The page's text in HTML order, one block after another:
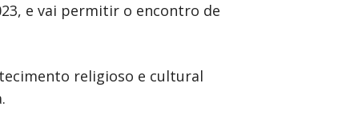
e vai permitir o encontro de
religioso e cultural